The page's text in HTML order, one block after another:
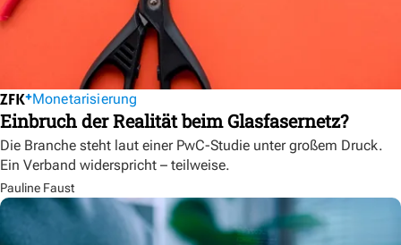
Monetarisierung
Einbruch der Realität beim Glasfasernetz?
Die Branche steht laut einer PwC-Studie unter großem Druck.
Ein Verband widerspricht – teilweise.
Pauline Faust